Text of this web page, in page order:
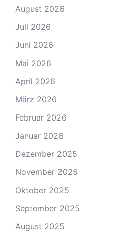
August 2026
Juli 2026
Juni 2026
Mai 2026
April 2026
März 2026
Februar 2026
Januar 2026
Dezember 2025
November 2025
Oktober 2025
September 2025
August 2025